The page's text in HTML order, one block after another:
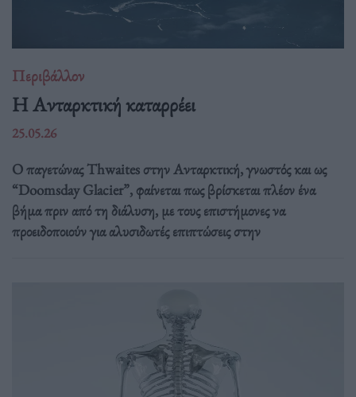
Περιβάλλον
Η Ανταρκτική καταρρέει
25.05.26
Ο παγετώνας Thwaites στην Ανταρκτική, γνωστός και ως
“Doomsday Glacier”, φαίνεται πως βρίσκεται πλέον ένα
βήμα πριν από τη διάλυση, με τους επιστήμονες να
προειδοποιούν για αλυσιδωτές επιπτώσεις στην